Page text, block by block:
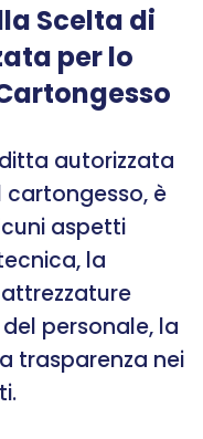
Scelta di
per lo
autorizzata
è
aspetti
la
personale, la
trasparenza nei